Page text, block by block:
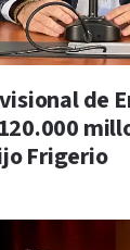
de
Frigerio